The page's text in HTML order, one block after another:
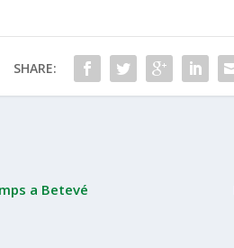
SHARE:
a Betevé